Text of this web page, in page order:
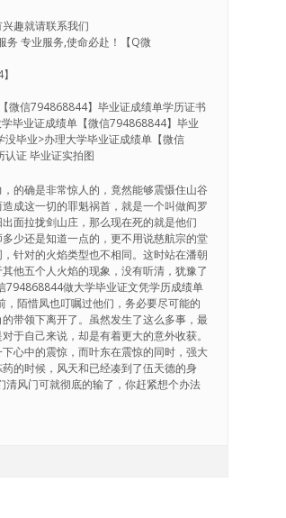
趣就请联系我们
专业服务,使命必赴！【Q微
微信794868844】毕业证成绩单学历证书
毕业证成绩单【微信794868844】毕业
毕业>办理大学毕业证成绩单【微信
证 毕业证实拍图
的确是非常惊人的，竟然能够震慑住山谷
成这一切的罪魁祸首，就是一个叫做阎罗
面拉拢剑山庄，那么现在死的就是他们
少还是知道一点的，更不用说慈航宗的堂
针对的火焰类型也不相同。这时站在潘朝
他五个人火焰的现象，没有听清，犹豫了
794868844做大学毕业证文凭学历成绩单
陌惜凤也叮嘱过他们，务必要尽可能的
带领下离开了。虽然发生了这么多事，最
于自己来说，却是有着更大的意外收获。
心中的震惊，而叶东在震惊的同时，强大
的时候，风天和已经凑到了伍天德的身
清风门可就彻底的输了，你赶紧想个办法